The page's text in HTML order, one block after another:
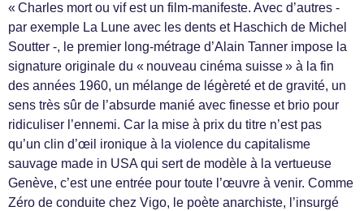
« Charles mort ou vif est un film-manifeste. Avec d’autres -
par exemple La Lune avec les dents et Haschich de Michel
Soutter -, le premier long-métrage d’Alain Tanner impose la
signature originale du « nouveau cinéma suisse » à la fin
des années 1960, un mélange de légèreté et de gravité, un
sens très sûr de l’absurde manié avec finesse et brio pour
ridiculiser l’ennemi. Car la mise à prix du titre n’est pas
qu’un clin d’œil ironique à la violence du capitalisme
sauvage made in USA qui sert de modèle à la vertueuse
Genève, c’est une entrée pour toute l’œuvre à venir. Comme
Zéro de conduite chez Vigo, le poète anarchiste, l’insurgé